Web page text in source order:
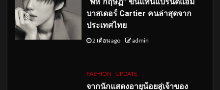
บาสเดอร์ Cartier คนล่าสุดจาก
ประเทศไทย
2 เดือน ago admin
FASHION UPDATE
จากนักแสดงอายุน้อยสู่เจ้าของ